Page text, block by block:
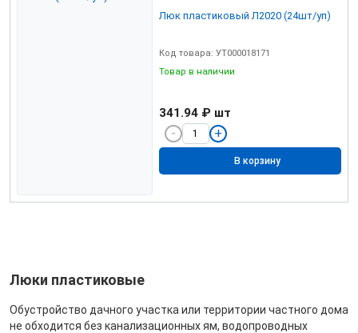
Люк пластиковый Л2020 (24шт/уп)
Код товара: УТ000018171
Товар в наличии
341.94 ₽ шт
В корзину
Люки пластиковые
Обустройство дачного участка или территории частного дома
не обходится без канализационных ям, водопроводных